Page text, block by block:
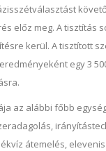
előz meg. A
kerül. A tisztított
egy 3
az alábbi főbb
átemelés,